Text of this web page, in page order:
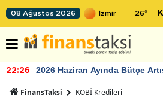
08 Ağustos 2026 26°
22:26 2026 Haziran Ayında Bütçe
FinansTaksi KOBİ Kredileri